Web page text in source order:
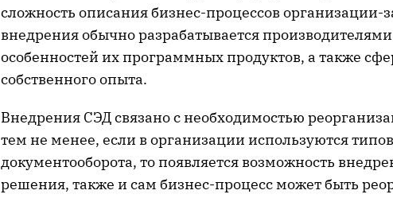
сложность описания бизнес-процессов организации-
внедрения обычно разрабатывается
особенностей их программных продуктов, а также
собственного опыта.
Внедрения СЭД связано с необходимостью
тем не менее, если в организации используются
документооборота, то появляется возможность
решения, также и сам бизнес-процесс может быть